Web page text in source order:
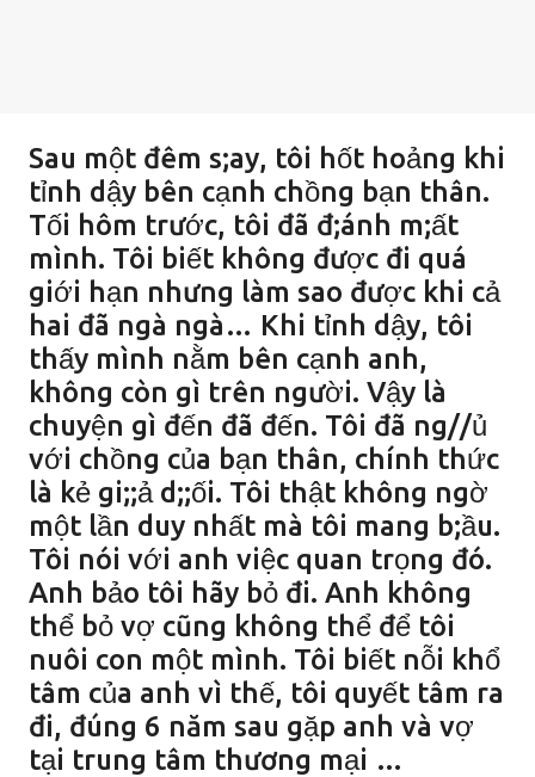
Sau một đêm s;ay, tôi hốt hoảng khi
tỉnh dậy bên cạnh chồng bạn thân.
Tối hôm trước, tôi đã đ;ánh m;ất
mình. Tôi biết không được đi quá
giới hạn nhưng làm sao được khi cả
hai đã ngà ngà… Khi tỉnh dậy, tôi
thấy mình nằm bên cạnh anh,
không còn gì trên người. Vậy là
chuyện gì đến đã đến. Tôi đã ng//ủ
với chồng của bạn thân, chính thức
là kẻ gi;;ả d;;ối. Tôi thật không ngờ
một lần duy nhất mà tôi mang b;ầu.
Tôi nói với anh việc quan trọng đó.
Anh bảo tôi hãy bỏ đi. Anh không
thể bỏ vợ cũng không thể để tôi
nuôi con một mình. Tôi biết nỗi khổ
tâm của anh vì thế, tôi quyết tâm ra
đi, đúng 6 năm sau gặp anh và vợ
tại trung tâm thương mại …